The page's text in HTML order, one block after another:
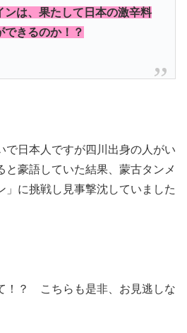
ンは、果たして日本の激辛料
できるのか！？
で日本人ですが四川出身の人がい
と豪語していた結果、蒙古タンメ
」に挑戦し見事撃沈していました
！？ こちらも是非、お見逃しな